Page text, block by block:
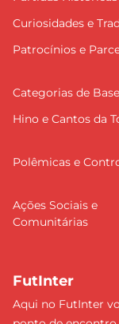
Curiosidades e
Patrocínios e
Categorias de Base
Hino e Cantos da
Polêmicas e
Ações Sociais e
Comunitárias
FutInter
Aqui no FutInter